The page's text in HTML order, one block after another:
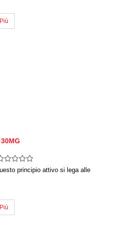
Più
principio attivo si lega alle
Più